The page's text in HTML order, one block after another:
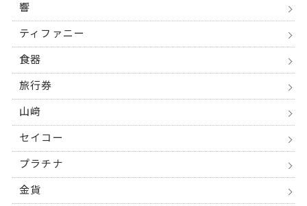
響
ティファニー
食器
旅行券
山﨑
セイコー
プラチナ
金貨